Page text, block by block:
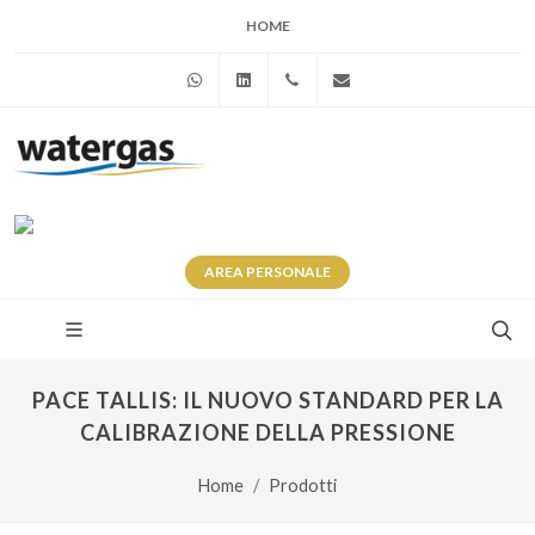
HOME
WhatsAppLinkedin+39 345 281 0246
AREA PERSONALE
PACE TALLIS: IL NUOVO STANDARD PER LA
CALIBRAZIONE DELLA PRESSIONE
Home Prodotti